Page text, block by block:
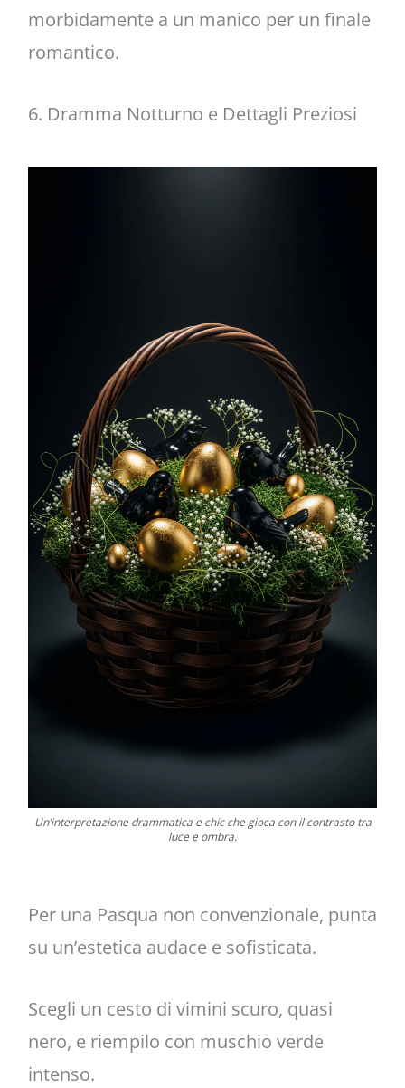
morbidamente a un manico per un finale
romantico.
6. Dramma Notturno e Dettagli Preziosi
Un’interpretazione drammatica e chic che gioca con il contrasto tra
luce e ombra.
Per una Pasqua non convenzionale, punta
su un’estetica audace e sofisticata.
Scegli un cesto di vimini scuro, quasi
nero, e riempilo con muschio verde
intenso.